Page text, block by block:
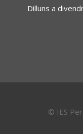
Dilluns a
© IES